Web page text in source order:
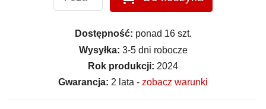
Dostępność: ponad 16 szt.
Wysyłka: 3-5 dni robocze
Rok produkcji: 2024
Gwarancja: 2 lata - zobacz warunki